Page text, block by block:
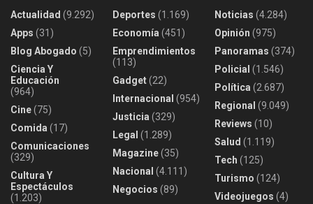
Actualidad (9.292)
Apps (31)
Blog Abogado (5)
Ciencia Y
Educación
(964)
Cine(75)
Comida (17)
Comunicaciones
(329)
Cultura Y
Espectáculos
(1.203)
Deportes (1.169)
Economía (451)
Emprendimientos
(113)
Gadget(22)
Internacional (954)
Justicia (329)
Legal (1.289)
Magazine(35)
Nacional (4.111)
Negocios (89)
Noticias (4.284)
Opinión (975)
Panoramas (374)
Policial (1.546)
Política (2.687)
Regional (9.049)
Reviews (10)
Salud (1.119)
Tech (125)
Turismo (124)
Videojuegos (4)